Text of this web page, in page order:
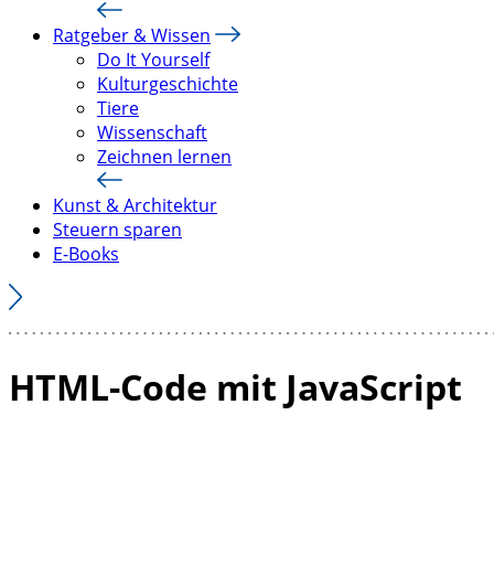
Ratgeber & Wissen
Do It Yourself
Kulturgeschichte
Tiere
Wissenschaft
Zeichnen lernen
Kunst & Architektur
Steuern sparen
E-Books
HTML-Code mit JavaScript